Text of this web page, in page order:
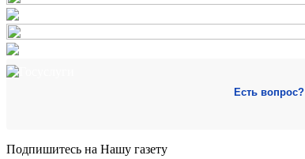
Есть вопрос?
Подпишитесь на Нашу газету